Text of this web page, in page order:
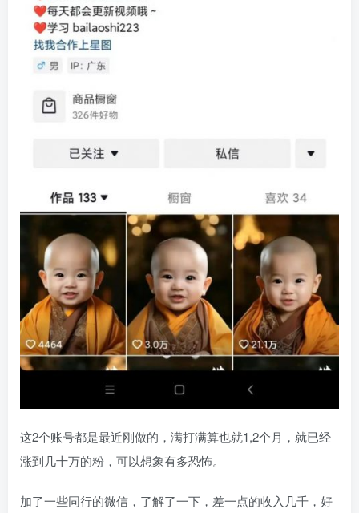
这2个账号都是最近刚做的，满打满算也就1,2个月，就已经
涨到几十万的粉，可以想象有多恐怖。
加了一些同行的微信，了解了一下，差一点的收入几千，好